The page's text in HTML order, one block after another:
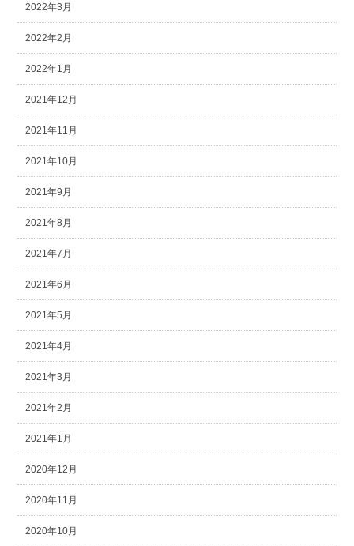
2022年3月
2022年2月
2022年1月
2021年12月
2021年11月
2021年10月
2021年9月
2021年8月
2021年7月
2021年6月
2021年5月
2021年4月
2021年3月
2021年2月
2021年1月
2020年12月
2020年11月
2020年10月